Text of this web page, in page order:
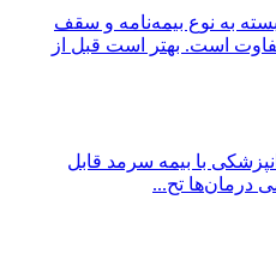
به نوع بیمه‌نامه و سقف
است. بهتر است قبل از
با بیمه سرمد قابل
درمان‌ها تح...